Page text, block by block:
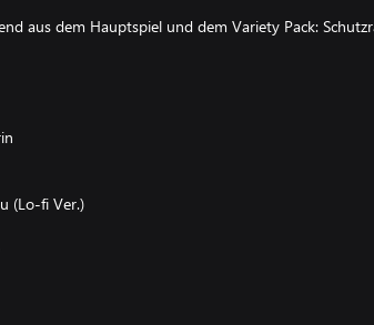
aus dem Hauptspiel und dem Variety Pack:
(Lo-fi Ver.)